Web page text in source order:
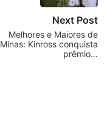
Next Post
Melhores e Maiores de
Minas: Kinross conquista
prêmio…